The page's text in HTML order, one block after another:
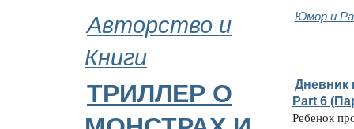
Авторство и
Книги
Юмор и
ТРИЛЛЕР О
Дневник
Part 6
Ребенок